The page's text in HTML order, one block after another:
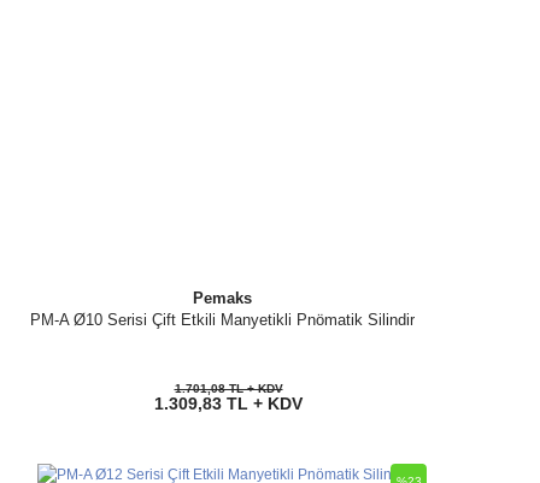
Pemaks
PM-A Ø10 Serisi Çift Etkili Manyetikli Pnömatik Silindir
1.701,08 TL + KDV
1.309,83 TL + KDV